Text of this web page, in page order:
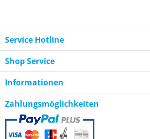
Service Hotline
Shop Service
Informationen
Zahlungsmöglichkeiten